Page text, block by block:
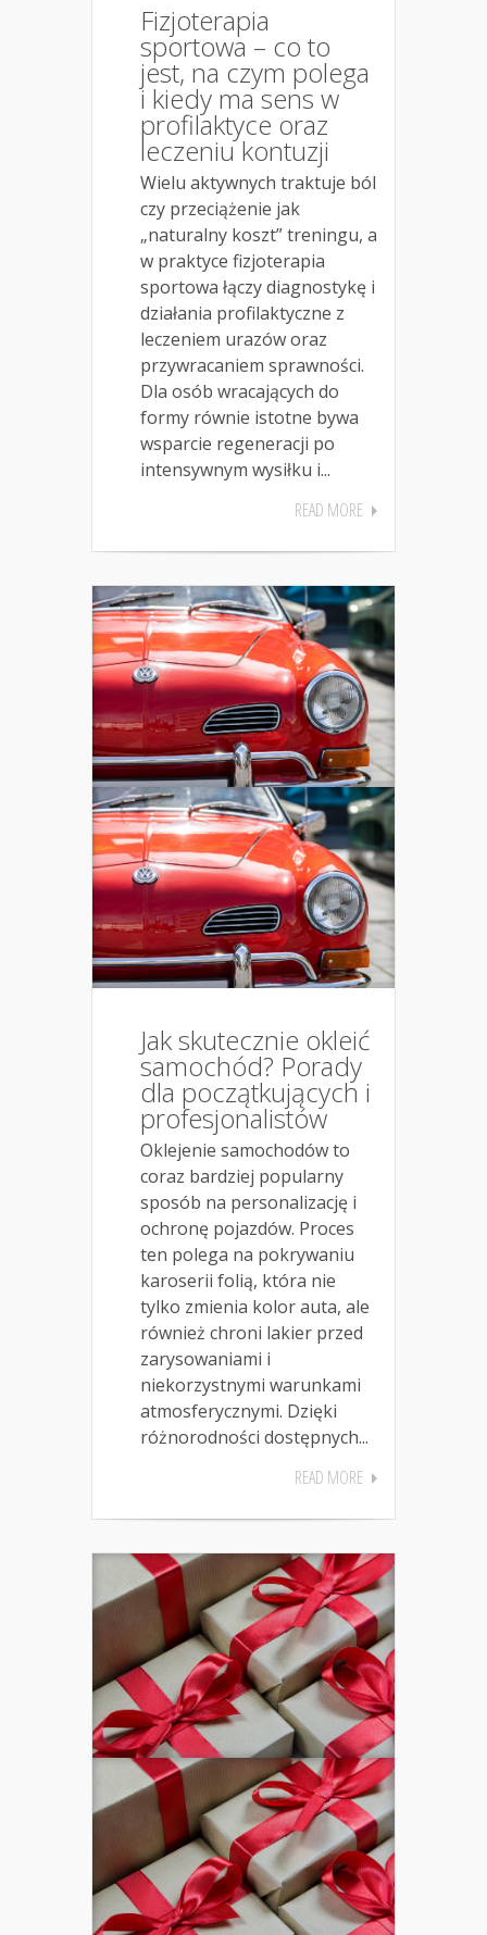
Fizjoterapia
sportowa – co to
jest, na czym polega
i kiedy ma sens w
profilaktyce oraz
leczeniu kontuzji
Wielu aktywnych traktuje ból
czy przeciążenie jak
„naturalny koszt” treningu, a
w praktyce fizjoterapia
sportowa łączy diagnostykę i
działania profilaktyczne z
leczeniem urazów oraz
przywracaniem sprawności.
Dla osób wracających do
formy równie istotne bywa
wsparcie regeneracji po
intensywnym wysiłku i...
READ MORE
Jak skutecznie okleić
samochód? Porady
dla początkujących i
profesjonalistów
Oklejenie samochodów to
coraz bardziej popularny
sposób na personalizację i
ochronę pojazdów. Proces
ten polega na pokrywaniu
karoserii folią, która nie
tylko zmienia kolor auta, ale
również chroni lakier przed
zarysowaniami i
niekorzystnymi warunkami
atmosferycznymi. Dzięki
różnorodności dostępnych...
READ MORE